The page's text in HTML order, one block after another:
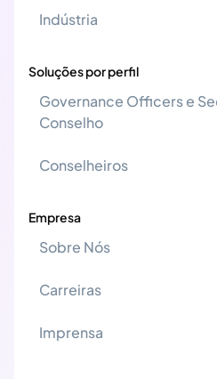
Indústria
Soluções por perfil
Governance Officers e
Conselho
Conselheiros
Empresa
Sobre Nós
Carreiras
Imprensa